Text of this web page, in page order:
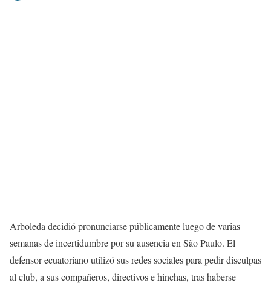
Arboleda decidió pronunciarse públicamente luego de varias
semanas de incertidumbre por su ausencia en São Paulo. El
defensor ecuatoriano utilizó sus redes sociales para pedir disculpas
al club, a sus compañeros, directivos e hinchas, tras haberse